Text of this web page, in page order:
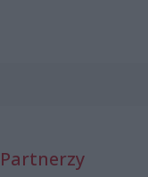
Partnerzy